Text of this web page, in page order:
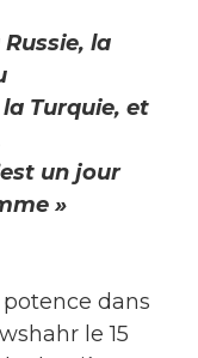
la
Turquie, et
un jour
»
dans
le 15